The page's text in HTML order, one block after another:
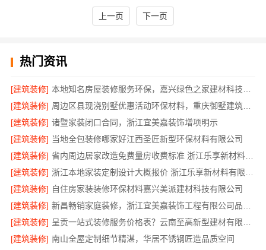
上一页 下一页
热门资讯
[建筑装修]
[建筑装修]
周边区县现浇别墅优惠活动环保材料，重庆御墅建筑材料有限公司
[建筑装修] 诸暨家装闭口合同，浙江宜美嘉装饰增项明示
[建筑装修] 当地全包装修哪家好江西圣匠新型环保材料有限公司
[建筑装修]
省内周边居家改造免费量房收费标准 浙江乐享新材料有限公司
[建筑装修]
[建筑装修] 自住房家装装修环保材料嘉兴美派建材科技有限公司
[建筑装修]
[建筑装修]
[建筑装修] 南山全屋定制细节精湛，华居不锈钢匠造品质空间